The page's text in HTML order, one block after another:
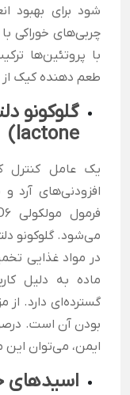
شود برای بهبود
چربی‌های خوراکی
با پروتئین‌ها
طعم دهنده کیک
lactone)
یک عامل کنترل
افزودنی‌های آرد
فرمول مولکولی
می‌شود. گلوکونو
در مواد غذایی
ماده به دلیل
گسترده‌ای دارد. از
بودن آن است.
ایمن، می‌توان این
اسیدهای